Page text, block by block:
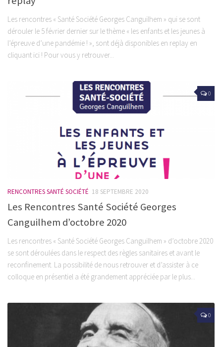
Les rencontres « Santé Société Georges Canguilhem » qui se sont
dérouler le 5 février dernier sur le thème « les enfants et les jeunes à
l’épreuve d’une pandémie ! », sont déjà disponibles en replay en
cliquant ici ! Pour vous y retrouver...
0
RENCONTRES SANTÉ SOCIÉTÉ 18 SEPTEMBRE 2020
Les Rencontres Santé Société Georges
Canguilhem d’octobre 2020
Les rencontres « Santé Société Georges Canguilhem » d’octobre 2020
se sont déroulées dans le respect des règles sanitaires et avant le
reconfinement. La possibilité de nous retrouver et d’assister à ce
colloque en présentiel a été grandement appréciée par le plus...
0